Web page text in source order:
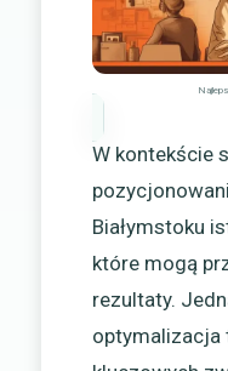
W kontekście
Białymstoku
które mogą
rezultaty.
optymalizacja